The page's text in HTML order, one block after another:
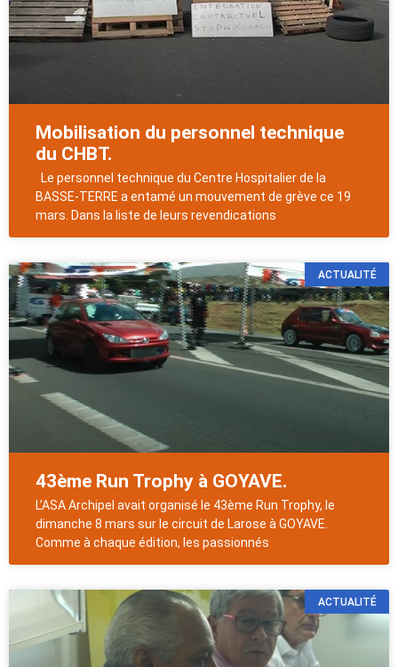
Mobilisation du personnel technique
du CHBT.
Le personnel technique du Centre Hospitalier de la
BASSE-TERRE a entamé un mouvement de grève ce 19
mars. Dans la liste de leurs revendications
ACTUALITÉ
43ème Run Trophy à GOYAVE.
L’ASA Archipel avait organisé le 43ème Run Trophy, le
dimanche 8 mars sur le circuit de Larose à GOYAVE.
Comme à chaque édition, les passionnés
ACTUALITÉ